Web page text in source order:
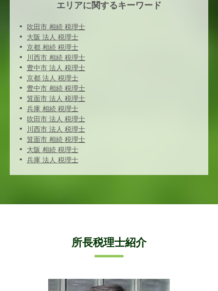
エリアに関するキーワード
吹田市 相続 税理士
大阪 法人 税理士
京都 相続 税理士
川西市 相続 税理士
豊中市 法人 税理士
京都 法人 税理士
豊中市 相続 税理士
箕面市 法人 税理士
兵庫 相続 税理士
吹田市 法人 税理士
川西市 法人 税理士
箕面市 相続 税理士
大阪 相続 税理士
兵庫 法人 税理士
所長税理士紹介